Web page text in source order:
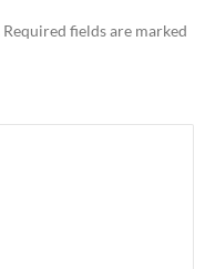
Required fields are marked